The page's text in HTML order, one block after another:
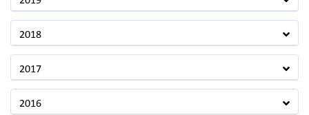
2018
2017
2016